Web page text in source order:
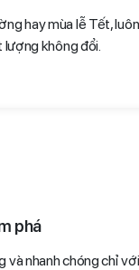
hay mùa lễ Tết,
không đổi.
phá
và nhanh chóng chỉ